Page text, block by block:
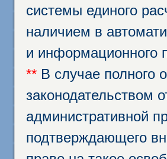
системы единого
наличием в
и информационного
** В случае полного
законодательством
административной
подтверждающего